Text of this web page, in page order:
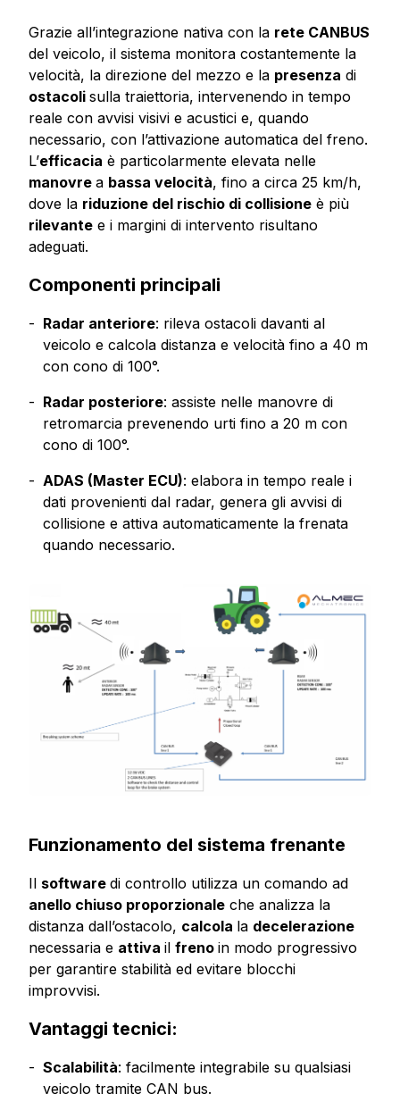
Grazie all’integrazione nativa con la rete CANBUS
del veicolo, il sistema monitora costantemente la
velocità, la direzione del mezzo e la presenza di
ostacoli sulla traiettoria, intervenendo in tempo
reale con avvisi visivi e acustici e, quando
necessario, con l’attivazione automatica del freno.
L’efficacia è particolarmente elevata nelle
manovre a bassa velocità, fino a circa 25 km/h,
dove la riduzione del rischio di collisione è più
rilevante e i margini di intervento risultano
adeguati.
Componenti principali
Radar anteriore: rileva ostacoli davanti al
veicolo e calcola distanza e velocità fino a 40 m
con cono di 100°.
Radar posteriore: assiste nelle manovre di
retromarcia prevenendo urti fino a 20 m con
cono di 100°.
ADAS (Master ECU): elabora in tempo reale i
dati provenienti dal radar, genera gli avvisi di
collisione e attiva automaticamente la frenata
quando necessario.
Funzionamento del sistema frenante
Il software di controllo utilizza un comando ad
anello chiuso proporzionale che analizza la
distanza dall’ostacolo, calcola la decelerazione
necessaria e attiva il freno in modo progressivo
per garantire stabilità ed evitare blocchi
improvvisi.
Vantaggi tecnici:
Scalabilità: facilmente integrabile su qualsiasi
veicolo tramite CAN bus.